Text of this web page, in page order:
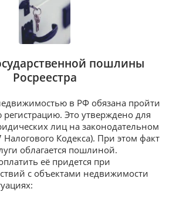
пошлины
Росреестра
в РФ обязана пройти
регистрацию. Это утверждено для
лиц на законодательном
Налогового Кодекса). При этом факт
облагается пошлиной.
её придется при
с объектами недвижимости